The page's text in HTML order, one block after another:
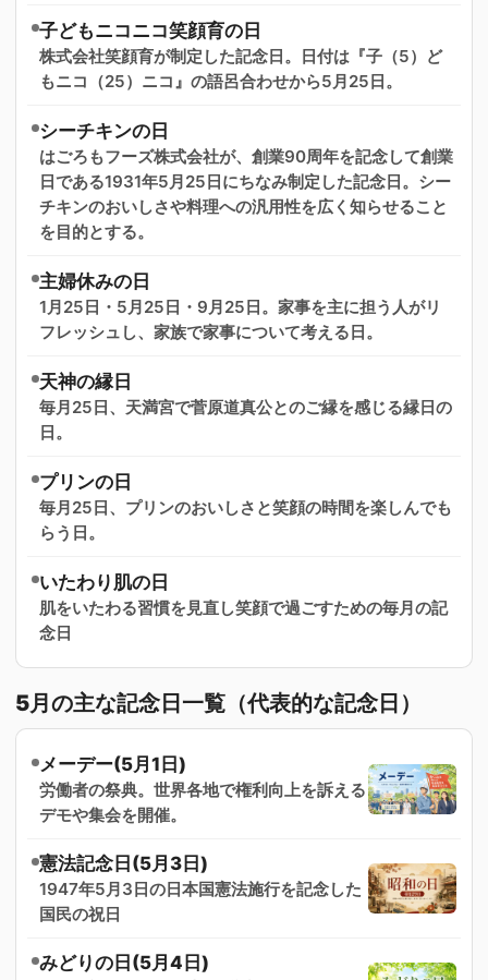
子どもニコニコ笑顔育の日
株式会社笑顔育が制定した記念日。日付は『子（5）ど
もニコ（25）ニコ』の語呂合わせから5月25日。
シーチキンの日
はごろもフーズ株式会社が、創業90周年を記念して創業
日である1931年5月25日にちなみ制定した記念日。シー
チキンのおいしさや料理への汎用性を広く知らせること
を目的とする。
主婦休みの日
1月25日・5月25日・9月25日。家事を主に担う人がリ
フレッシュし、家族で家事について考える日。
天神の縁日
毎月25日、天満宮で菅原道真公とのご縁を感じる縁日の
日。
プリンの日
毎月25日、プリンのおいしさと笑顔の時間を楽しんでも
らう日。
いたわり肌の日
肌をいたわる習慣を見直し笑顔で過ごすための毎月の記
念日
5月の主な記念日一覧（代表的な記念日）
メーデー(5月1日)
労働者の祭典。世界各地で権利向上を訴える
デモや集会を開催。
憲法記念日(5月3日)
1947年5月3日の日本国憲法施行を記念した
国民の祝日
みどりの日(5月4日)